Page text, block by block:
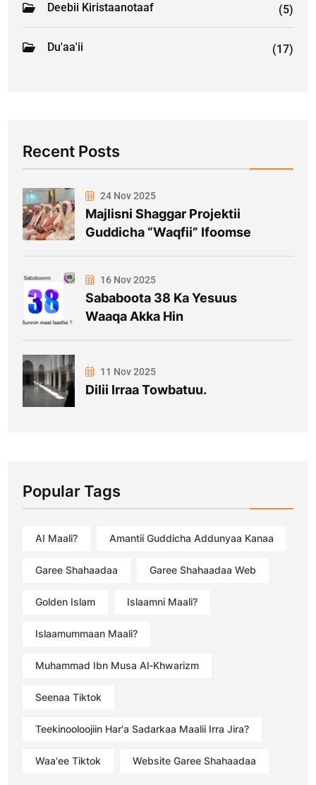
Deebii Kiristaanotaaf (5)
Du'aa'ii (17)
Recent Posts
24 Nov 2025
Majlisni Shaggar Projektii
Guddicha “Waqfii” Ifoomse
16 Nov 2025
Sababoota 38 Ka Yesuus
Waaqa Akka Hin
11 Nov 2025
Dilii Irraa Towbatuu.
Popular Tags
AI Maali? Amantii Guddicha Addunyaa Kanaa
Garee Shahaadaa Garee Shahaadaa Web
Golden Islam Islaamni Maali?
Islaamummaan Maali?
Muhammad Ibn Musa Al-Khwarizm
Seenaa Tiktok
Teekinooloojiin Har'a Sadarkaa Maalii Irra Jira?
Waa'ee Tiktok Website Garee Shahaadaa